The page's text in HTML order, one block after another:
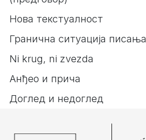
Нова текстуалност
Гранична ситуација писања
Ni krug, ni zvezda
Анђео и прича
Доглед и недоглед